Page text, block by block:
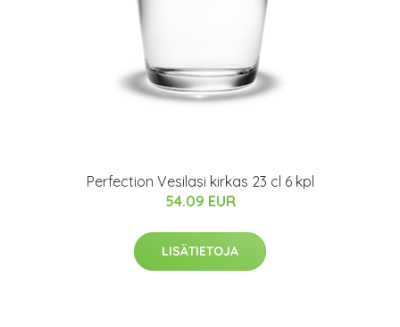
Perfection Vesilasi kirkas 23 cl 6 kpl
54.09 EUR
LISÄTIETOJA